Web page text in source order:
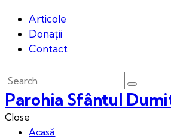
Articole
Donații
Contact
Parohia Sfântul
Close
Acasă